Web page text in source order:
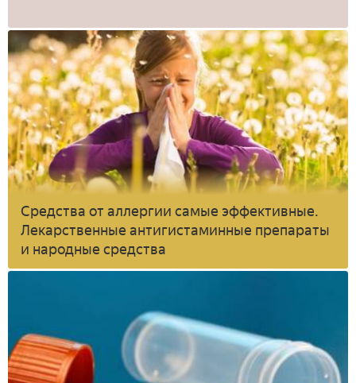
Средства от аллергии самые эффективные.
Лекарственные антигистаминные препараты
и народные средства